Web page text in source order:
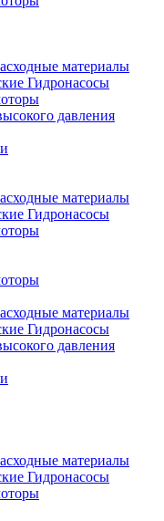
материалы
Гидронасосы
давления
материалы
Гидронасосы
материалы
Гидронасосы
давления
материалы
Гидронасосы